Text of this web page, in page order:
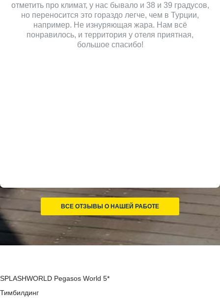
отметить про климат, у нас бывало и 38 и 39 градусов,
но переносится это гораздо легче, чем в Турции,
например. Не изнуряющая жара. Нам всё
понравилось, и территория у отеля приятная,
большое спасибо!
ВСЕ ОТЗЫВЫ О НАШЕЙ РАБОТЕ
SPLASHWORLD Pegasos World 5*
Тимбилдинг